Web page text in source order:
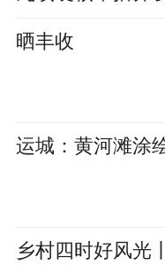
晒丰收
运城：黄河滩涂
乡村四时好风光